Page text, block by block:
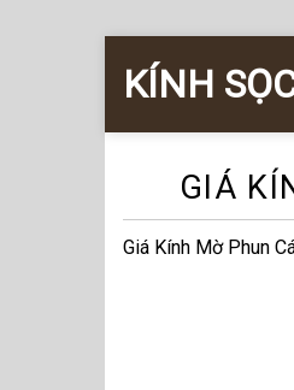
KÍNH
GIÁ
Giá Kính Mờ Phun